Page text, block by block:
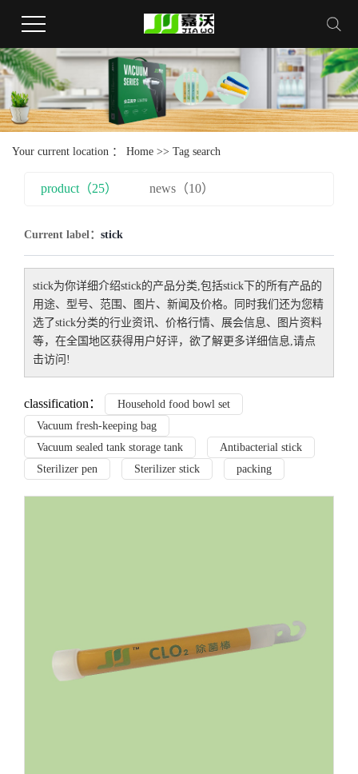
Your current location ： Home >> Tag search
product（25） news（10）
Current label： stick
stick为你详细介绍stick的产品分类,包括stick 下的所有产品的
用途、型号、范围、图片、新闻及价格。同时我们还为您精
选了stick分类的行业资讯、价格行情、展会信息、图片资料
等，在全国地区获得用户好评，欲了解更多详细信息,请点
击访问!
classification：
Household food bowl set
Vacuum fresh-keeping bag
Vacuum sealed tank storage tank
Antibacterial stick
Sterilizer pen
Sterilizer stick packing